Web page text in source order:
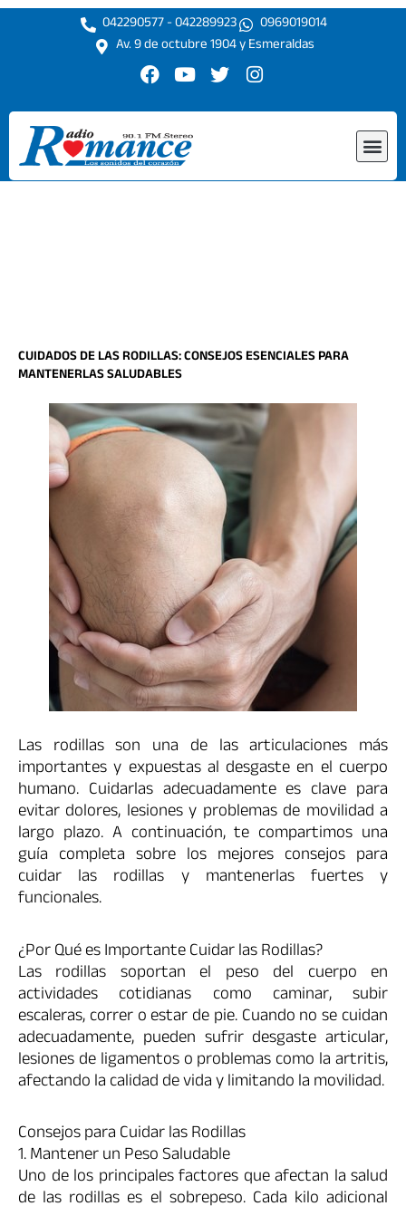
Ir
042290577 - 042289923
0969019014
Av. 9 de octubre 1904 y Esmeraldas
F
c
e
b
o
o
Y
u
t
u
b
e
T
i
r
I
s
r
CUIDADOS DE LAS RODILLAS: CONSEJOS ESENCIALES PARA
MANTENERLAS SALUDABLES
Las rodillas son una de las articulaciones más
importantes y expuestas al desgaste en el cuerpo
humano. Cuidarlas adecuadamente es clave para
evitar dolores, lesiones y problemas de movilidad a
largo plazo. A continuación, te compartimos una
guía completa sobre los mejores consejos para
cuidar las rodillas y mantenerlas fuertes y
funcionales.
¿Por Qué es Importante Cuidar las Rodillas?
Las rodillas soportan el peso del cuerpo en
actividades cotidianas como caminar, subir
escaleras, correr o estar de pie. Cuando no se cuidan
adecuadamente, pueden sufrir desgaste articular,
lesiones de ligamentos o problemas como la artritis,
afectando la calidad de vida y limitando la movilidad.
Consejos para Cuidar las Rodillas
1. Mantener un Peso Saludable
Uno de los principales factores que afectan la salud
de las rodillas es el sobrepeso. Cada kilo adicional